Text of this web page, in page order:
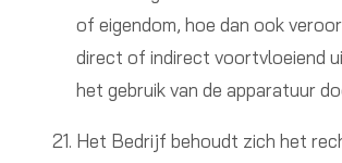
of eigendom, hoe dan ook
direct of indirect voortvloeiend
het gebruik van de apparatuur
Het Bedrijf behoudt zich het